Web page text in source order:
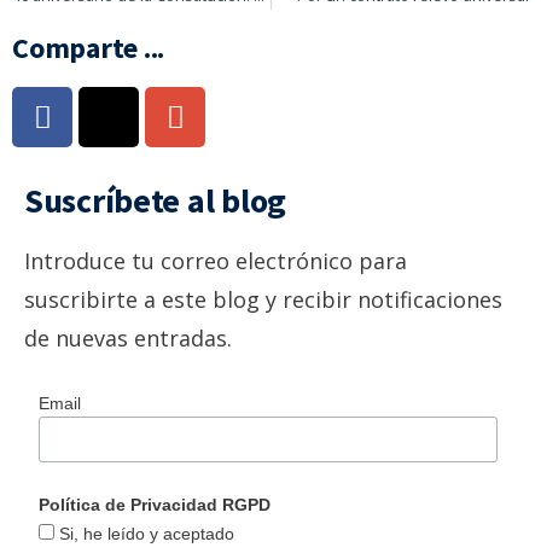
Comparte ...
Suscríbete al blog
Introduce tu correo electrónico para
suscribirte a este blog y recibir notificaciones
de nuevas entradas.
Email
Política de Privacidad RGPD
Si, he leído y aceptado